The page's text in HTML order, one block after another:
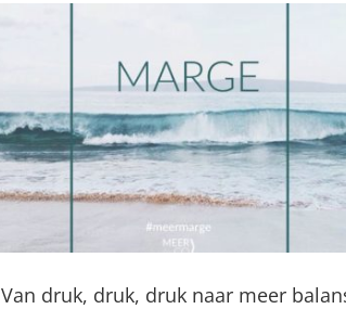
Van druk, druk, druk naar meer